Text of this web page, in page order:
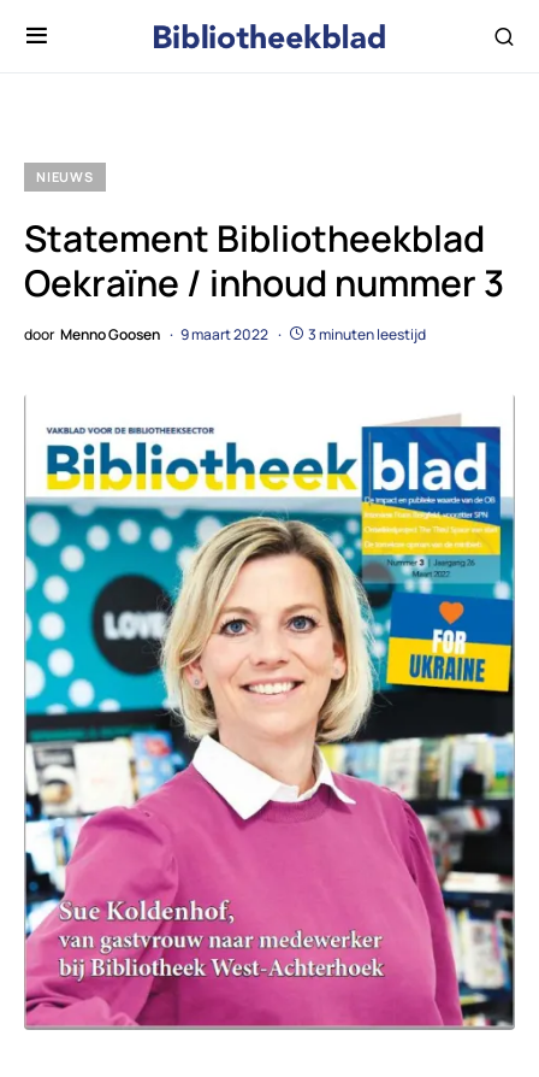
NIEUWS
Statement Bibliotheekblad
Oekraïne / inhoud nummer 3
door Menno Goosen 9 maart 2022 3 minuten leestijd